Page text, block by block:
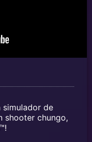
simulador de
shooter chungo,